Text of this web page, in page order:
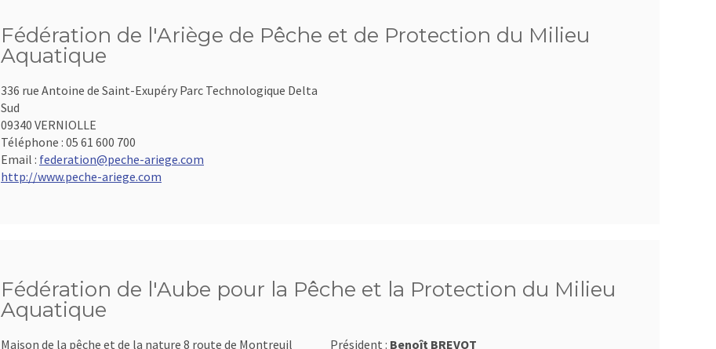
Fédération de l'Ariège de Pêche et de Protection du Milieu
Aquatique
336 rue Antoine de Saint-Exupéry Parc Technologique Delta
Sud
09340 VERNIOLLE
Téléphone : 05 61 600 700
Email : federation@peche-ariege.com
http://www.peche-ariege.com
Fédération de l'Aube pour la Pêche et la Protection du Milieu
Aquatique
Maison de la pêche et de la nature 8 route de Montreuil Président : Benoît BREVOT